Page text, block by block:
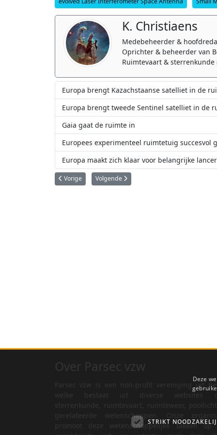
K. Christiaens
Medebeheerder &
Oprichter & beheerder van
Ruimtevaart & sterrenkunde
Europa brengt Kazachstaanse satelliet in de
Europa brengt tweede Sentinel satelliet in de
Gaia gaat de ruimte in
Europees experimenteel ruimtetuig succesvol
Europa maakt zich klaar voor belangrijke
Vorig artikel: Atlas raket brengt Cygnus cargomodule in
Vorige Volgende artikel: China brengt eerste
Volgende
Parsec vzw is een non-profit vereniging uit
welke bestaat uit diverse websites
gerelateerde wetenschappen. Onze
promoot deze wetenschappelijke takken op
Deze
STRIKT